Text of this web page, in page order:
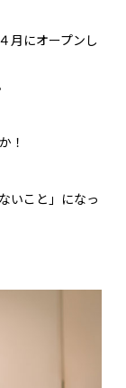
月にオープンし
！
いこと」になっ